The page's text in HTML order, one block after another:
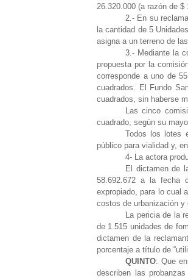
26.320.000 (a razón de
2.- En su
la cantidad de 5
asigna a un terreno de
3.- Mediante la
propuesta por la
corresponde a uno de
cuadrados. El Fundo
cuadrados, sin haberse
Las cinco
cuadrado, según su
Todos los lotes
público para vialidad y,
4- La actora
El dictamen de
58.692.672 a la fecha
expropiado, para lo cual
costos de urbanización y
La pericia de la
de 1.515 unidades de
dictamen de la
porcentaje a título de
QUINTO: Que
describen las